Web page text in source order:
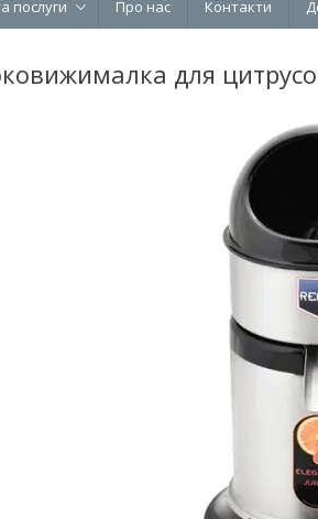
послуги Про нас Контакти
для